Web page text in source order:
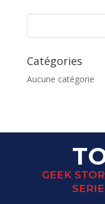
était :
est :
Catégories
Aucune catégorie
GEEK